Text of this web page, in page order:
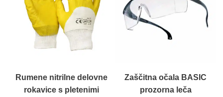
Rumene nitrilne delovne
rokavice s pletenimi
Zaščitna očala BASIC
prozorna leča